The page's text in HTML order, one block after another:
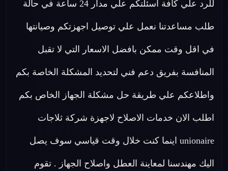
للرد علي كافة اسئلتكم علي مدار 24 ساعة في حالة
طلب مساعدتنا نعمل علي توصيل اجهزتكم وصيانتها
في اقل وقت ممكن بافضل الاسعار التي لا تقبل
المنافسة بفريق دعم فني لتحديد المشكلة الخاصة بكم
واطلاعكم علي طريقة حل مشكلة الجهاز الخاص بكم
اطلب الان خدمات الاصلاح لاجهزة شركة ثلاجات
unionaire اينما كنت خلال وقت قياسي سوف يصل
اليك مهندسنا لمعاينة العطل واصلاح الجهاز . تقوم